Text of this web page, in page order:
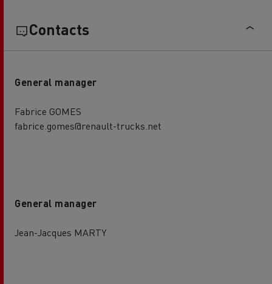
Contacts
General manager
Fabrice GOMES
fabrice.gomes@renault-trucks.net
General manager
Jean-Jacques MARTY